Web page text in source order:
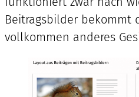
Beitragsbilder bekommt
vollkommen anderes